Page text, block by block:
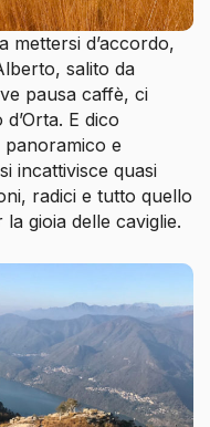
mettersi d’accordo,
salito da
pausa caffè, ci
E dico
e
incattivisce quasi
radici e tutto quello
gioia delle caviglie.